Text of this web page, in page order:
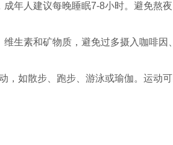
年人建议每晚睡眠7-8小时。避免熬
生素和矿物质，避免过多摄入咖啡
，如散步、跑步、游泳或瑜伽。运动